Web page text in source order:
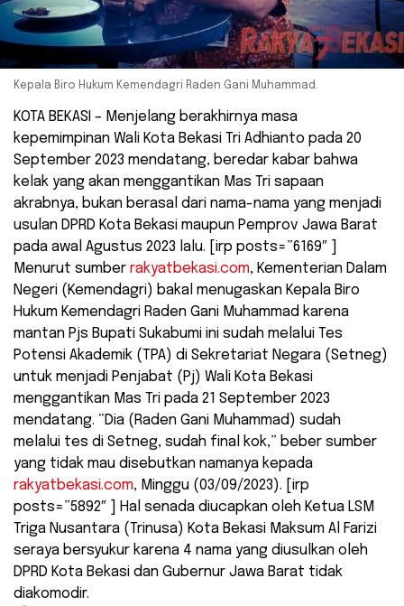
Kepala Biro Hukum Kemendagri Raden Gani Muhammad.
KOTA BEKASI – Menjelang berakhirnya masa
kepemimpinan Wali Kota Bekasi Tri Adhianto pada 20
September 2023 mendatang, beredar kabar bahwa
kelak yang akan menggantikan Mas Tri sapaan
akrabnya, bukan berasal dari nama-nama yang menjadi
usulan DPRD Kota Bekasi maupun Pemprov Jawa Barat
pada awal Agustus 2023 lalu. [irp posts=”6169″ ]
Menurut sumber rakyatbekasi.com, Kementerian Dalam
Negeri (Kemendagri) bakal menugaskan Kepala Biro
Hukum Kemendagri Raden Gani Muhammad karena
mantan Pjs Bupati Sukabumi ini sudah melalui Tes
Potensi Akademik (TPA) di Sekretariat Negara (Setneg)
untuk menjadi Penjabat (Pj) Wali Kota Bekasi
menggantikan Mas Tri pada 21 September 2023
mendatang. “Dia (Raden Gani Muhammad) sudah
melalui tes di Setneg, sudah final kok,” beber sumber
yang tidak mau disebutkan namanya kepada
rakyatbekasi.com, Minggu (03/09/2023). [irp
posts=”5892″ ] Hal senada diucapkan oleh Ketua LSM
Triga Nusantara (Trinusa) Kota Bekasi Maksum Al Farizi
seraya bersyukur karena 4 nama yang diusulkan oleh
DPRD Kota Bekasi dan Gubernur Jawa Barat tidak
diakomodir.